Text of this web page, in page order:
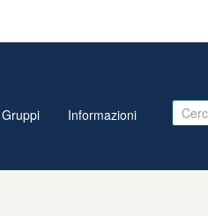
Gruppi Informazioni